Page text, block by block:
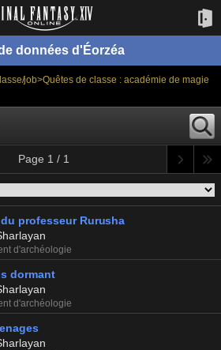
données d'Éorzéa
job>Quêtes de classe : académie de magie
Page 1 / 1
professeur Rurusha
d'archéologie
dormant
d'archéologie